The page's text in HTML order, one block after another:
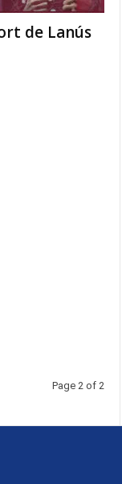
de Lanús
Page 2 of 2